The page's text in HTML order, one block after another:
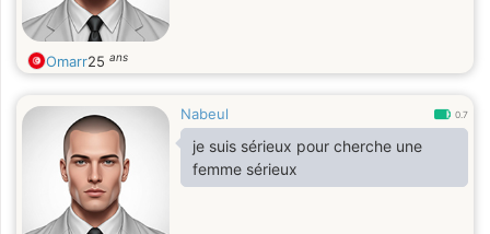
Omarr25 ans
Nabeul 0.7
je suis sérieux pour cherche une
femme sérieux